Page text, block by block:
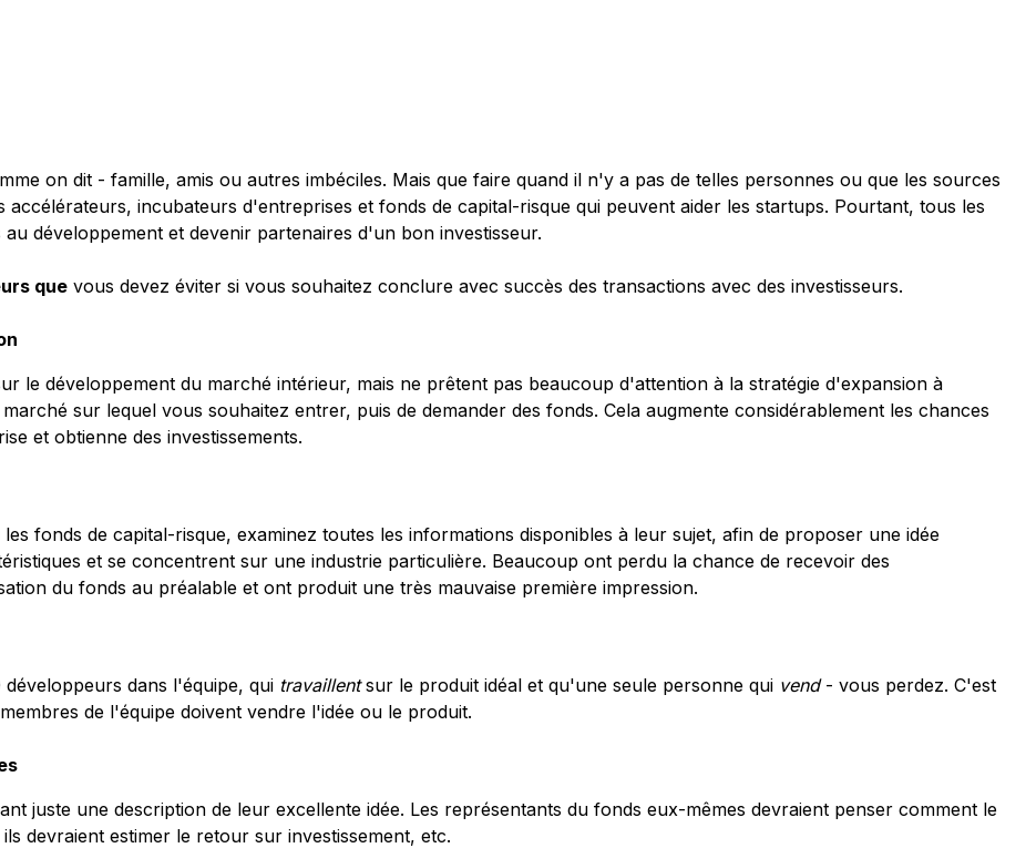
on dit - famille, amis ou autres imbéciles. Mais que faire quand il n'y a pas de telles personnes ou que les sources
accélérateurs, incubateurs d'entreprises et fonds de capital-risque qui peuvent aider les startups. Pourtant, tous les
développement et devenir partenaires d'un bon investisseur.
que vous devez éviter si vous souhaitez conclure avec succès des transactions avec des investisseurs.
le développement du marché intérieur, mais ne prêtent pas beaucoup d'attention à la stratégie d'expansion à
sur lequel vous souhaitez entrer, puis de demander des fonds. Cela augmente considérablement les chances
et obtienne des investissements.
fonds de capital-risque, examinez toutes les informations disponibles à leur sujet, afin de proposer une idée
et se concentrent sur une industrie particulière. Beaucoup ont perdu la chance de recevoir des
du fonds au préalable et ont produit une très mauvaise première impression.
dans l'équipe, qui travaillent sur le produit idéal et qu'une seule personne qui vend - vous perdez. C'est
de l'équipe doivent vendre l'idée ou le produit.
juste une description de leur excellente idée. Les représentants du fonds eux-mêmes devraient penser comment le
devraient estimer le retour sur investissement, etc.